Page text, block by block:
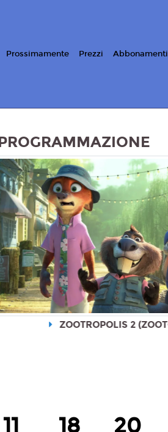
Prossimamente Prezzi Abbonamenti
ZOOTROPOLIS 2 (ZOOTOPIA 2)
11 18 20